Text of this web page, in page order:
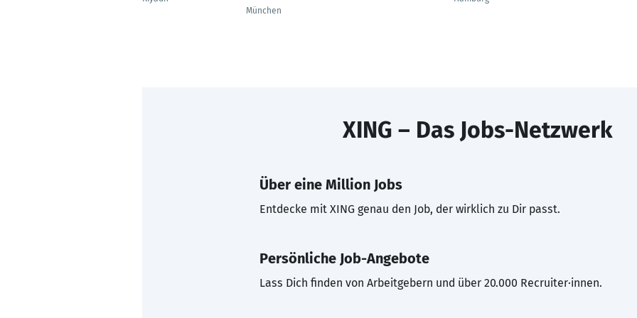
München
XING – Das Jobs-Netzwerk
Über eine Million Jobs
Entdecke mit XING genau den Job, der wirklich zu Dir passt.
Persönliche Job-Angebote
Lass Dich finden von Arbeitgebern und über 20.000 Recruiter·innen.